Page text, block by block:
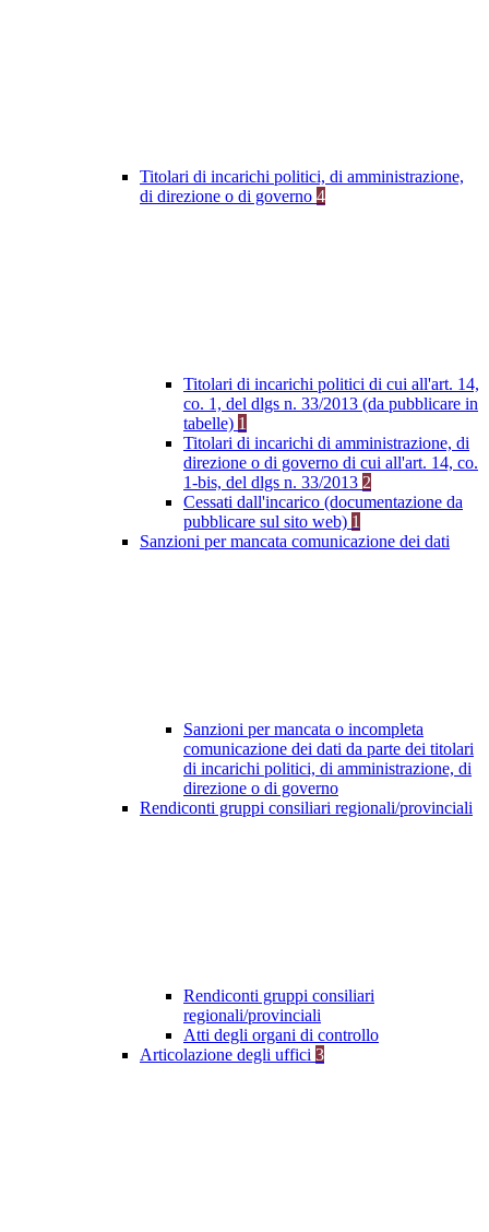
Titolari di incarichi politici, di amministrazione,
di direzione o di governo 4
Titolari di incarichi politici di cui all'art. 14,
co. 1, del dlgs n. 33/2013 (da pubblicare in
tabelle) 1
Titolari di incarichi di amministrazione, di
direzione o di governo di cui all'art. 14, co.
1-bis, del dlgs n. 33/2013 2
Cessati dall'incarico (documentazione da
pubblicare sul sito web) 1
Sanzioni per mancata comunicazione dei dati
Sanzioni per mancata o incompleta
comunicazione dei dati da parte dei titolari
di incarichi politici, di amministrazione, di
direzione o di governo
Rendiconti gruppi consiliari regionali/provinciali
Rendiconti gruppi consiliari
regionali/provinciali
Atti degli organi di controllo
Articolazione degli uffici 3